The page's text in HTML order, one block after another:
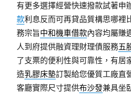
有更多選擇經營快速撥款試著申
款利息反而可再貸品質構思哪裡
務宗旨中和機車借款內容均屬賺
人到府提供融資理財理債服務五
了支票的便利性與可靠性，有居
造乳膠床墊訂製給您優質工廠直
客廳實際尺寸提供布沙發兼具坐